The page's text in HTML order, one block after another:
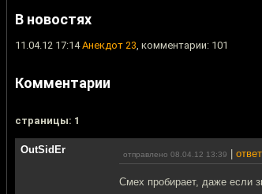
В новостях
11.04.12 17:14Анекдот 23, комментарии: 101
Комментарии
cтраницы: 1
OutSidEr отправлено 08.04.12 13:39
Смех пробирает, даже если